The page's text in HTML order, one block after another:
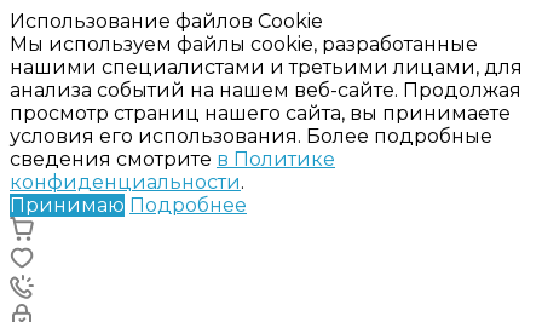
Использование файлов Cookie
Мы используем файлы cookie, разработанные
нашими специалистами и третьими лицами, для
анализа событий на нашем веб-сайте. Продолжая
просмотр страниц нашего сайта, вы принимаете
условия его использования. Более подробные
сведения смотрите в Политике
конфиденциальности.
Принимаю Подробнее